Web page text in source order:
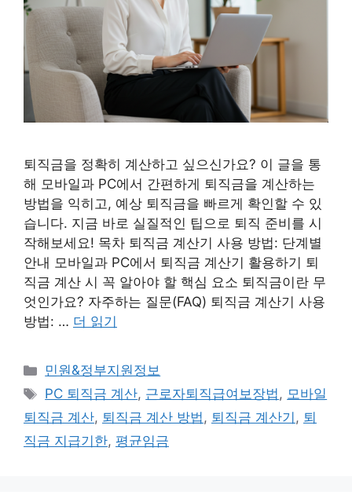
퇴직금을 정확히 계산하고 싶으신가요? 이 글을 통
해 모바일과 PC에서 간편하게 퇴직금을 계산하는
방법을 익히고, 예상 퇴직금을 빠르게 확인할 수 있
습니다. 지금 바로 실질적인 팁으로 퇴직 준비를 시
작해보세요! 목차 퇴직금 계산기 사용 방법: 단계별
안내 모바일과 PC에서 퇴직금 계산기 활용하기 퇴
직금 계산 시 꼭 알아야 할 핵심 요소 퇴직금이란 무
엇인가요? 자주하는 질문(FAQ) 퇴직금 계산기 사용
방법: … 더 읽기
카
테
리
민원&정부지원정보
태
그
PC 퇴직금 계산, 근로자퇴직급여보장법, 모바일
퇴직금 계산, 퇴직금 계산 방법, 퇴직금 계산기 , 퇴
직금 지급기한, 평균임금